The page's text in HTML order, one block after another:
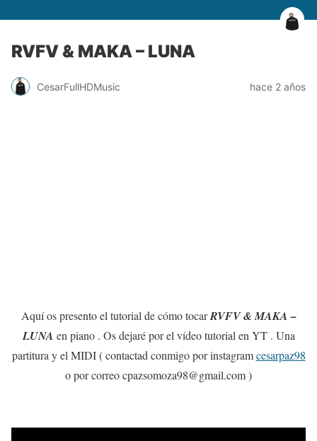
RVFV & MAKA – LUNA
CesarFullHDMusic hace 2 años
Aquí os presento el tutorial de cómo tocarRVFV & MAKA –
LUNA en piano . Os dejaré por el vídeo tutorial en YT . Una
partitura y el MIDI ( contactad conmigo por instagramcesarpaz98
o por correo cpazsomoza98@gmail.com )